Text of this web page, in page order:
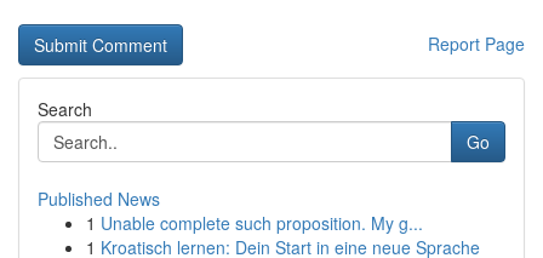
Report Page
Search
Go
Published News
1 Unable complete such proposition. My g...
1 Kroatisch lernen: Dein Start in eine neue Sprache